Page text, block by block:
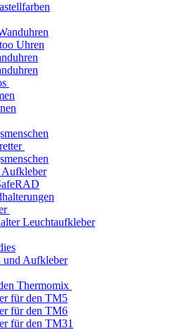
Uhren
Aufkleber
Leuchtaufkleber
und Aufkleber
Thermomix
für den TM5
für den TM6
für den TM31